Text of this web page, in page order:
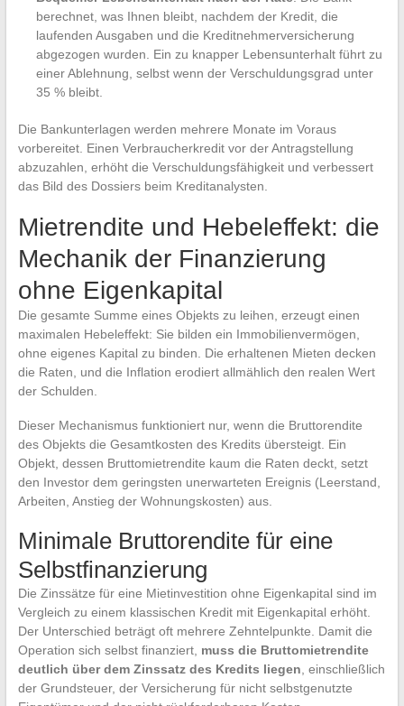
berechnet, was Ihnen bleibt, nachdem der Kredit, die
laufenden Ausgaben und die Kreditnehmerversicherung
abgezogen wurden. Ein zu knapper Lebensunterhalt führt zu
einer Ablehnung, selbst wenn der Verschuldungsgrad unter
35 % bleibt.
Die Bankunterlagen werden mehrere Monate im Voraus
vorbereitet. Einen Verbraucherkredit vor der Antragstellung
abzuzahlen, erhöht die Verschuldungsfähigkeit und verbessert
das Bild des Dossiers beim Kreditanalysten.
Mietrendite und Hebeleffekt: die
Mechanik der Finanzierung
ohne Eigenkapital
Die gesamte Summe eines Objekts zu leihen, erzeugt einen
maximalen Hebeleffekt: Sie bilden ein Immobilienvermögen,
ohne eigenes Kapital zu binden. Die erhaltenen Mieten decken
die Raten, und die Inflation erodiert allmählich den realen Wert
der Schulden.
Dieser Mechanismus funktioniert nur, wenn die Bruttorendite
des Objekts die Gesamtkosten des Kredits übersteigt. Ein
Objekt, dessen Bruttomietrendite kaum die Raten deckt, setzt
den Investor dem geringsten unerwarteten Ereignis (Leerstand,
Arbeiten, Anstieg der Wohnungskosten) aus.
Minimale Bruttorendite für eine
Selbstfinanzierung
Die Zinssätze für eine Mietinvestition ohne Eigenkapital sind im
Vergleich zu einem klassischen Kredit mit Eigenkapital erhöht.
Der Unterschied beträgt oft mehrere Zehntelpunkte. Damit die
Operation sich selbst finanziert, muss die Bruttomietrendite
deutlich über dem Zinssatz des Kredits liegen , einschließlich
der Grundsteuer, der Versicherung für nicht selbstgenutzte